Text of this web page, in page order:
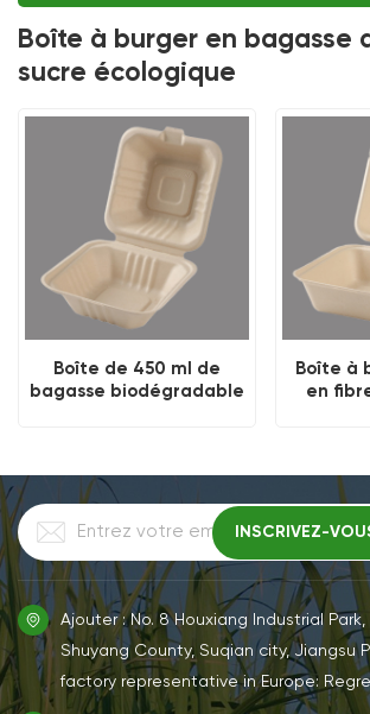
Boîte à burger en bagasse
sucre écologique
Boîte de 450 ml de
bagasse biodégradable
Boîte à
en
Ajouter : No. 8 Houxiang Industrial Park,
Shuyang County, Suqian city, Jiangsu
factory representative in Europe: